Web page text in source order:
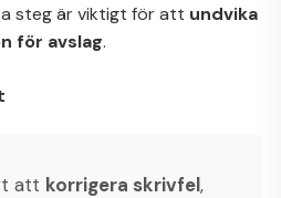
steg är viktigt för att undvika
för avslag.
att korrigera skrivfel,